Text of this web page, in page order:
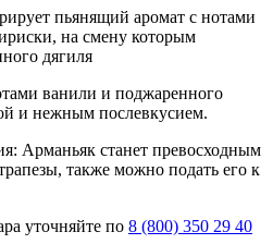
пьянящий аромат с нотами
на смену которым
дягиля
ванили и поджаренного
и нежным послевкусием.
Арманьяк станет превосходным
также можно подать его к
уточняйте по 8 (800) 350 29 40